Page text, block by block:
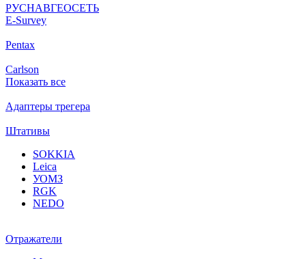
РУСНАВГЕОСЕТЬ
Е-Survey
Pentax
Carlson
Показать все
Адаптеры трегера
Штативы
SOKKIA
Leica
УОМЗ
RGK
NEDO
Отражатели